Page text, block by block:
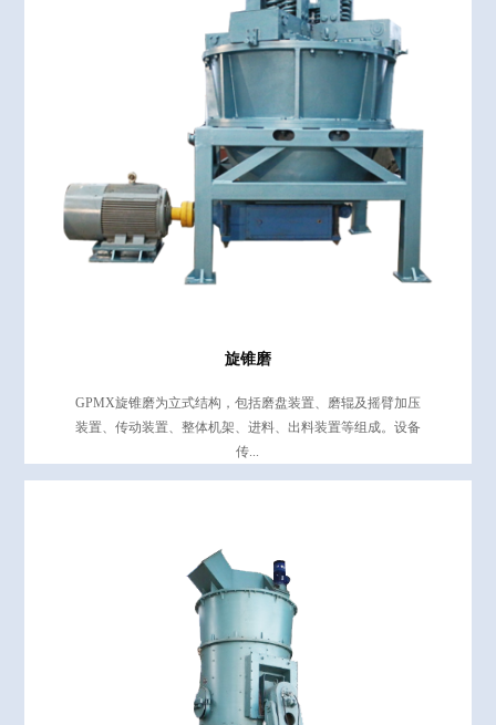
旋锥磨
GPMX旋锥磨为立式结构，包括磨盘装置、磨辊及摇臂加压
装置、传动装置、整体机架、进料、出料装置等组成。设备
传...